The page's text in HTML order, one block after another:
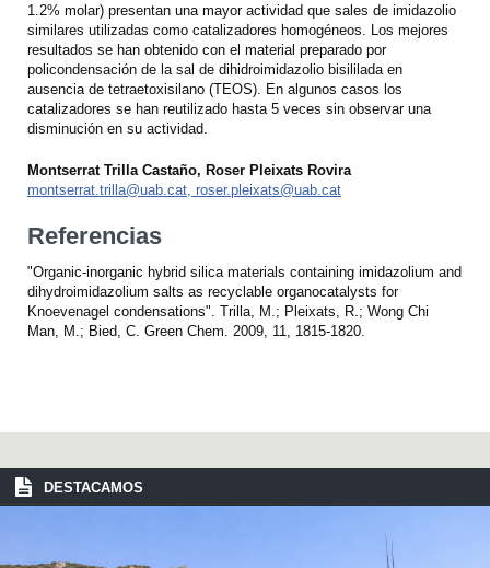
1.2% molar) presentan una mayor actividad que sales de imidazolio
similares utilizadas como catalizadores homogéneos. Los mejores
resultados se han obtenido con el material preparado por
policondensación de la sal de dihidroimidazolio bisililada en
ausencia de tetraetoxisilano (TEOS). En algunos casos los
catalizadores se han reutilizado hasta 5 veces sin observar una
disminución en su actividad.
Montserrat Trilla Castaño, Roser Pleixats Rovira
montserrat.trilla@uab.cat, roser.pleixats@uab.cat
Referencias
"Organic-inorganic hybrid silica materials containing imidazolium and
dihydroimidazolium salts as recyclable organocatalysts for
Knoevenagel condensations". Trilla, M.; Pleixats, R.; Wong Chi
Man, M.; Bied, C. Green Chem. 2009, 11, 1815-1820.
DESTACAMOS